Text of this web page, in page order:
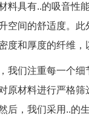
料具有..的吸音性
空间的舒适度。此
度和厚度的纤维，
我们注重每一个细
原材料进行严格筛
后，我们采用..的